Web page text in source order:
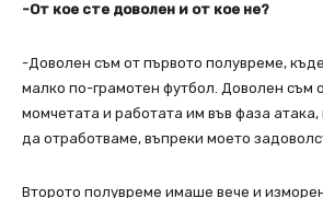
-От кое сте доволен и от кое не?
-Доволен съм от първото полувреме,
малко по-грамотен футбол. Доволен съм
момчетата и работата им във фаза
да отработваме, въпреки моето
Второто полувреме имаше вече и